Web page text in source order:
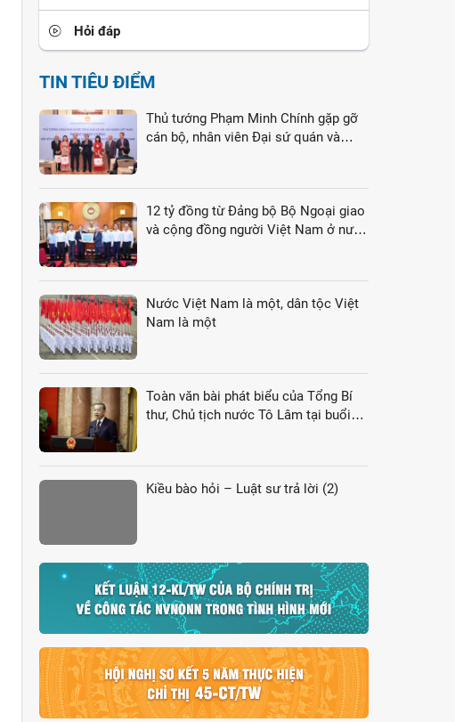
Hỏi đáp
TIN TIÊU ĐIỂM
Thủ tướng Phạm Minh Chính gặp gỡ
cán bộ, nhân viên Đại sứ quán và
12 tỷ đồng từ Đảng bộ Bộ Ngoại giao
và cộng đồng người Việt Nam ở nước
Nước Việt Nam là một, dân tộc Việt
Nam là một
Toàn văn bài phát biểu của Tổng Bí
thư, Chủ tịch nước Tô Lâm tại buổi
Kiều bào hỏi – Luật sư trả lời (2)